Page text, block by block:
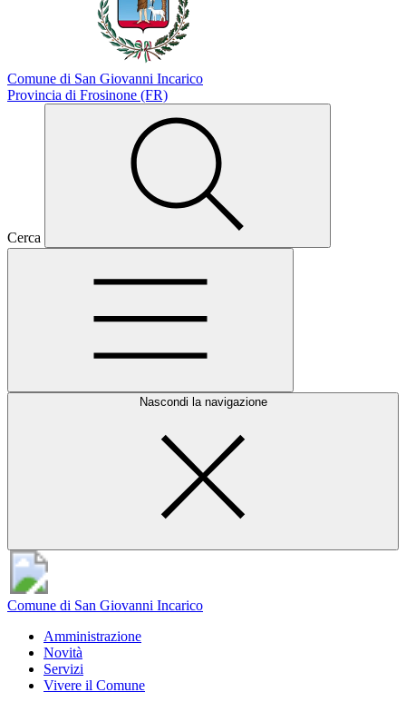
Comune di San Giovanni Incarico
Provincia di Frosinone (FR)
Cerca
Nascondi la navigazione
Comune di San Giovanni Incarico
Amministrazione
Novità
Servizi
Vivere il Comune